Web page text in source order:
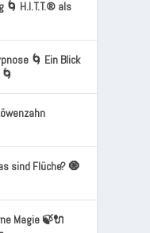
🌀 H.I.T.T.® als
🌀 Ein Blick
sind Flüche? 🧿
Magie 🍃🔌